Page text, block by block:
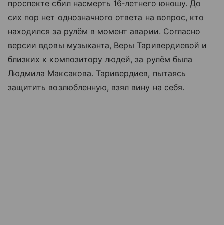
проспекте сбил насмерть 16‑летнего юношу. До
сих пор нет однозначного ответа на вопрос, кто
находился за рулём в момент аварии. Согласно
версии вдовы музыканта, Веры Таривердиевой и
близких к композитору людей, за рулём была
Людмила Максакова. Таривердиев, пытаясь
защитить возлюбленную, взял вину на себя.